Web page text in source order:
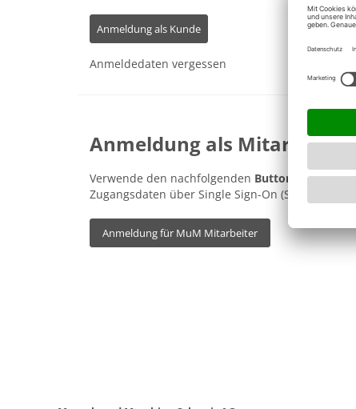
Anmeldedaten vergessen
Anmeldung als Mitarbeiter
Verwende den nachfolgenden Button
, um dich
Zugangsdaten über Single Sign-On (SSO) im
Anmeldung für MuM Mitarbeiter